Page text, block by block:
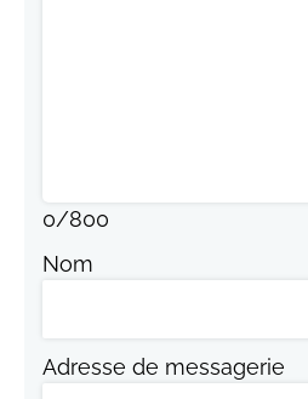
0/800
Nom
Adresse de messagerie